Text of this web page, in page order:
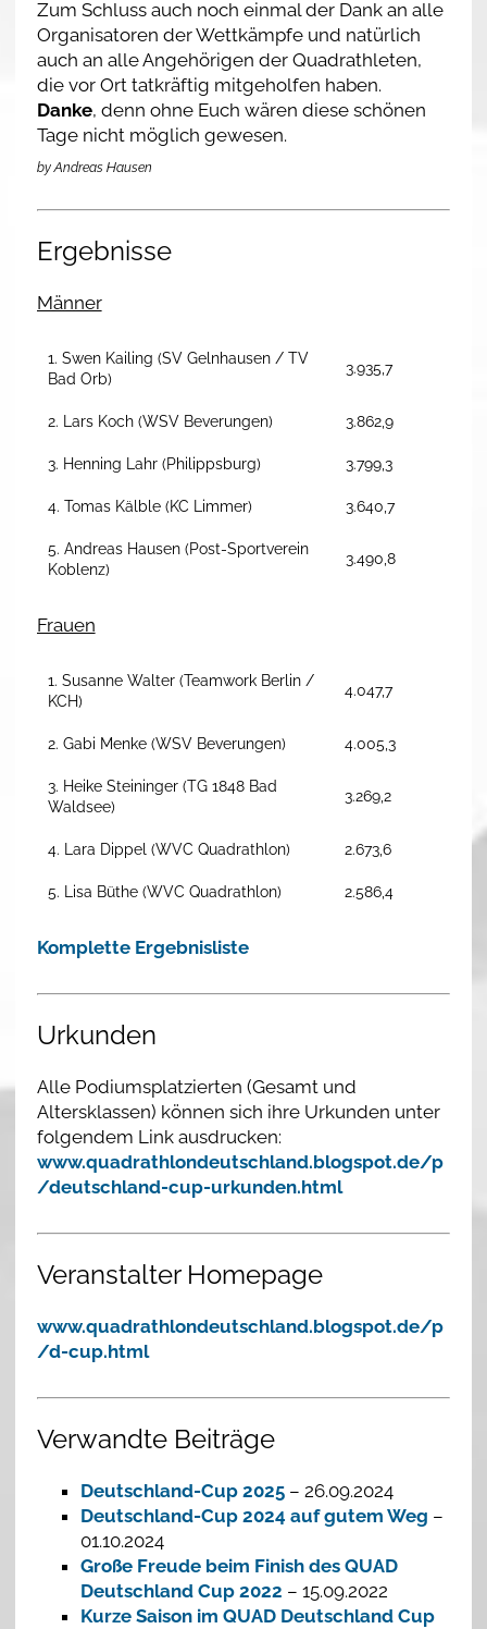
Zum Schluss auch noch einmal der Dank an alle
Organisatoren der Wettkämpfe und natürlich
auch an alle Angehörigen der Quadrathleten,
die vor Ort tatkräftig mitgeholfen haben.
Danke, denn ohne Euch wären diese schönen
Tage nicht möglich gewesen.
by Andreas Hausen
Ergebnisse
Männer
1. Swen Kailing (SV Gelnhausen / TV
Bad Orb)
3.935,7
2. Lars Koch (WSV Beverungen) 3.862,9
3. Henning Lahr (Philippsburg) 3.799,3
4. Tomas Kälble (KC Limmer) 3.640,7
5. Andreas Hausen (Post-Sportverein
Koblenz)
3.490,8
Frauen
1. Susanne Walter (Teamwork Berlin /
KCH)
4.047,7
2. Gabi Menke (WSV Beverungen) 4.005,3
3. Heike Steininger (TG 1848 Bad
Waldsee)
3.269,2
4. Lara Dippel (WVC Quadrathlon) 2.673,6
5. Lisa Büthe (WVC Quadrathlon) 2.586,4
Komplette Ergebnisliste
Urkunden
Alle Podiumsplatzierten (Gesamt und
Altersklassen) können sich ihre Urkunden unter
folgendem Link ausdrucken:
www.quadrathlondeutschland.blogspot.de/p
/deutschland-cup-urkunden.html
Veranstalter Homepage
www.quadrathlondeutschland.blogspot.de/p
/d-cup.html
Verwandte Beiträge
Deutschland-Cup 2025– 26.09.2024
Deutschland-Cup 2024 auf gutem Weg –
01.10.2024
Große Freude beim Finish des QUAD
Deutschland Cup 2022 – 15.09.2022
Kurze Saison im QUAD Deutschland Cup